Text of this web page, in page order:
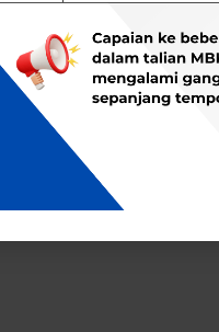
Hak Cipta Terpelihara © 2021
Internet Explorer 9.0 / Mozilla